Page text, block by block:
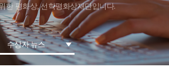
한 평화상, 선학평화상재단입니다.
수상자 뉴스